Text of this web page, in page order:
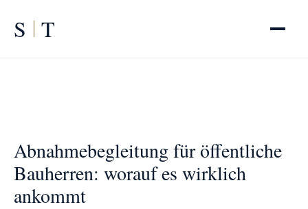
S T
Abnahmebegleitung für öffentliche
Bauherren: worauf es wirklich
ankommt